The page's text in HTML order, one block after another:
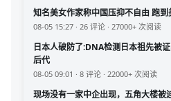
知名美女作家称中国压抑不自由 跑到
08-05 15:27 · 26 评论 · 27000+ 次阅读
日本人破防了:DNA检测日本祖先被
后代
08-05 09:01 · 8 评论 · 22000+ 次阅读
现场没有一家中企出现，五角大楼被